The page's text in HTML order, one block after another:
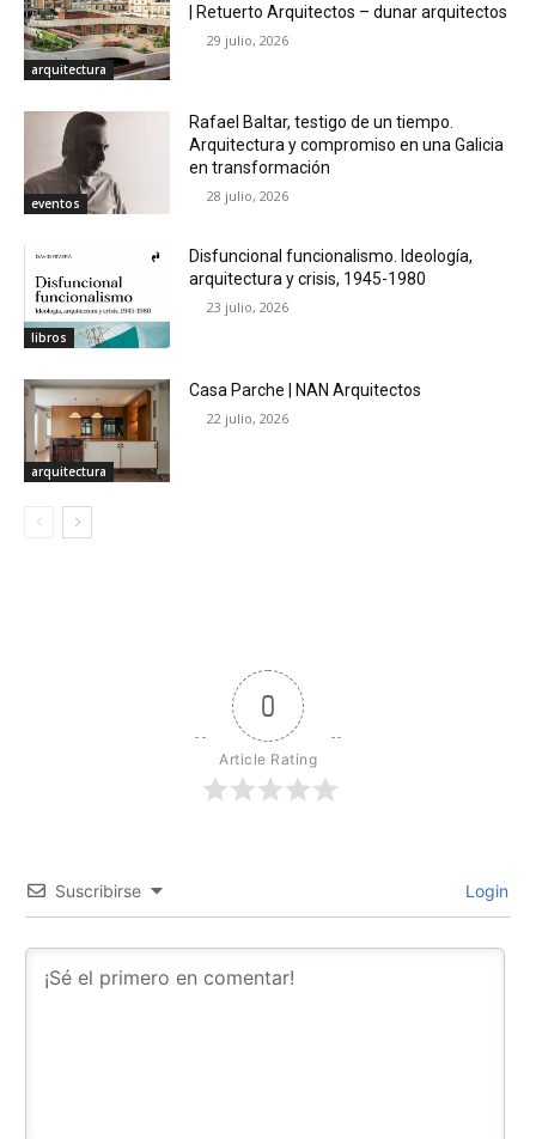
arquitectura
| Retuerto Arquitectos – dunar arquitectos
29 julio, 2026
eventos
Rafael Baltar, testigo de un tiempo.
Arquitectura y compromiso en una Galicia
en transformación
28 julio, 2026
libros
Disfuncional funcionalismo. Ideología,
arquitectura y crisis, 1945-1980
23 julio, 2026
arquitectura
Casa Parche | NAN Arquitectos
22 julio, 2026
0
Article Rating
Suscribirse Login